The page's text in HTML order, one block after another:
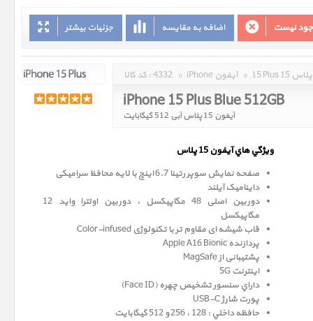
جزئیات بیشتر اضافه به مقایسه نیست
کد کالا : 4332 » iPhone آیفون » 15 Plus 15 پلاس
iPhone 15 Plus Blue 512GB
آیفون 15 پلاس آبی 512 گیگابایت
ويژگي هاي آيفون 15 پلاس
صفحه نمايش سوپر رتينا 6.7 اينچ با لایه محافظ سرامیکی
داینامیک آیلند
دوربین اصلی 48 مگاپیکسل ، دوربین اولترا واید 12
مگاپيکسل
قاب شیشه ای مقاوم تر با تکنولوژی Color-infused
پردازنده Apple A16 Bionic
پشتیبانی از MagSafe
اینترنت 5G
داراي سنسور تشخيص چهره (Face ID)
پورت شارژ USB-C
حافظه داخلي : 128 ، 256 و 512 گيگابايت